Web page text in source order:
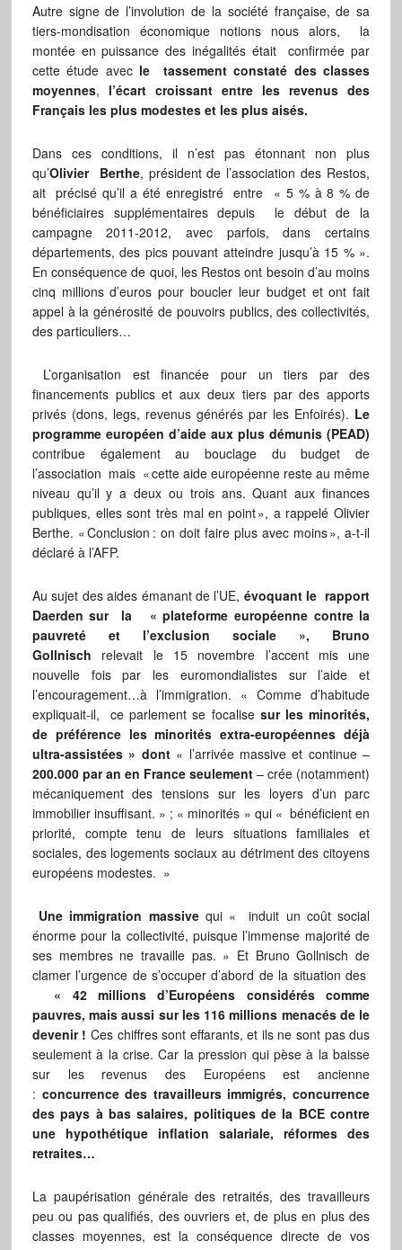
Autre signe de l’involution de la société française, de sa
tiers-mondisation économique notions nous alors, la
montée en puissance des inégalités était confirmée par
cette étude avec le tassement constaté des classes
moyennes, l’écart croissant entre les revenus des
Français les plus modestes et les plus aisés.
Dans ces conditions, il n’est pas étonnant non plus
qu’Olivier Berthe, président de l’association des Restos,
ait précisé qu’il a été enregistré entre « 5 % à 8 % de
bénéficiaires supplémentaires depuis le début de la
campagne 2011-2012, avec parfois, dans certains
départements, des pics pouvant atteindre jusqu’à 15 % ».
En conséquence de quoi, les Restos ont besoin d’au moins
cinq millions d’euros pour boucler leur budget et ont fait
appel à la générosité de pouvoirs publics, des collectivités,
des particuliers…
L’organisation est financée pour un tiers par des
financements publics et aux deux tiers par des apports
privés (dons, legs, revenus générés par les Enfoirés). Le
programme européen d’aide aux plus démunis (PEAD)
contribue également au bouclage du budget de
l’association mais « cette aide européenne reste au même
niveau qu’il y a deux ou trois ans. Quant aux finances
publiques, elles sont très mal en point », a rappelé Olivier
Berthe. « Conclusion : on doit faire plus avec moins », a-t-il
déclaré à l’AFP.
Au sujet des aides émanant de l’UE, évoquant le rapport
Daerden sur la « plateforme européenne contre la
pauvreté et l’exclusion sociale », Bruno
Gollnisch
relevait le 15 novembre l’accent mis une
nouvelle fois par les euromondialistes sur l’aide et
l’encouragement…à l’immigration. « Comme d’habitude
expliquait-il, ce parlement se focalise sur les minorités,
de préférence les minorités extra-européennes déjà
ultra-assistées » dont « l’arrivée massive et continue –
200.000 par an en France seulement – crée (notamment)
mécaniquement des tensions sur les loyers d’un parc
immobilier insuffisant. » ; « minorités » qui « bénéficient en
priorité, compte tenu de leurs situations familiales et
sociales, des logements sociaux au détriment des citoyens
européens modestes. »
Une immigration massive qui « induit un coût social
énorme pour la collectivité, puisque l’immense majorité de
ses membres ne travaille pas. » Et Bruno Gollnisch de
clamer l’urgence de s’occuper d’abord de la situation des
« 42 millions d’Européens considérés comme
pauvres, mais aussi sur les 116 millions menacés de le
devenir ! Ces chiffres sont effarants, et ils ne sont pas dus
seulement à la crise. Car la pression qui pèse à la baisse
sur les revenus des Européens est ancienne
: concurrence des travailleurs immigrés, concurrence
des pays à bas salaires, politiques de la BCE contre
une hypothétique inflation salariale, réformes des
retraites…
La paupérisation générale des retraités, des travailleurs
peu ou pas qualifiés, des ouvriers et, de plus en plus des
classes moyennes, est la conséquence directe de vos